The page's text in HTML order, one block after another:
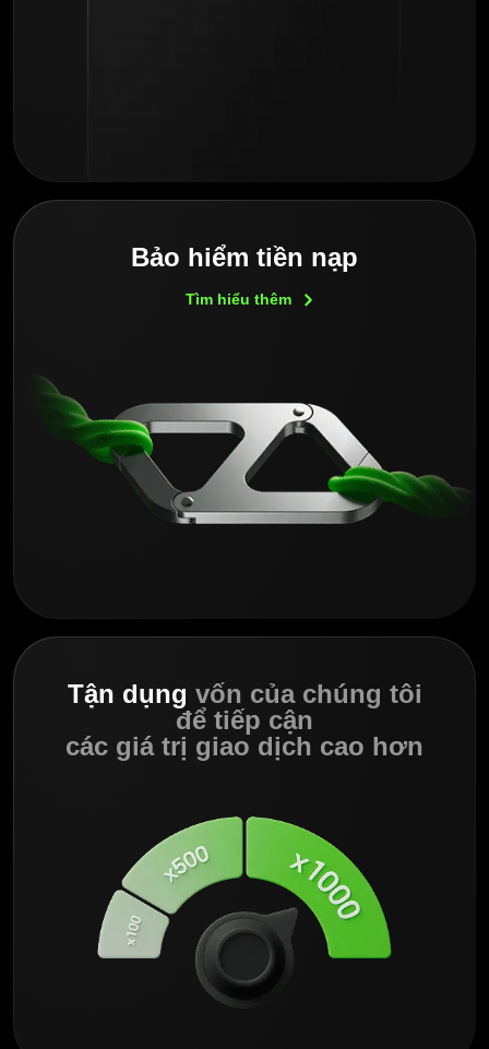
Bảo hiểm tiền nạp
Tìm hiểu thêm
Tận dụng vốn của chúng tôi
để tiếp cận
các giá trị giao dịch cao hơn